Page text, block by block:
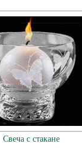
Свеча с стакане